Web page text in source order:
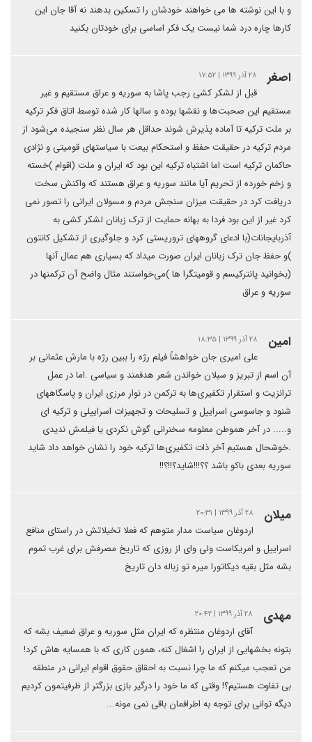
و با این نوشته ها می خواهند خودشان را تسکین بدهند نه آقا جان این
کارها چاره درد شما نیست یک فکر اساسی برای خودتان بکنید
اصغر ۲۸ آذر ۱۳۹۹ | ۱۷:۵۲
قبل از لشکر کشی رجب پاشا به سوریه و عراق مستقیم و غیر
مستقیم این صحبت‌ها و نقشها بوده و سالها کار شده توسط اتاق فکر ترکیه
بر ملت ترکیه تا آماده پذیرش شوند حداقل هر سال نظر سنجیده می‌شود از
مردم ترکیه در حقیقت حفظ و استحکام بیعت با سیاستهای قومیتی و نژادی
حاکمان ترکیه است اما اشتباه ترکیه این بود که ایران و ملت (اقوام )خسته
و زخم خورده از تحریم آیا مانند سوریه و عراق هستند که واکنش سخت
دریافت کرد در حقیقت میزان سنجش مردم و مسولان ایرانی را تصور نمی
کرد غیر از این بود فردا به بهانه حمایت از ترک زبانان لشکر کشی به
آذربایجانات(با ادعای گروههای تروریستی کرد و جلوگیری از تشکیل کانتون
)و حفظ جان ترک زبانان ایران صورت میداد که بسیاری هم عمال آنها
(بخوانید پانترکیسم و قومیتگرا ها )می‌خواستند مثال واضح آن ترکمنها در
سوریه و عراق
امین ۲۸ آذر ۱۳۹۹ | ۱۸:۳۵
علی امیری جان خواهشاً فیلم رژه را ببین رژه با مارش عثمانی بر
آن اسم از تبریز و سبلان خواندن شعر هدفمند و سیاسی .اما در عمل
ترانزیت و استقرار تکفیری‌ها به ترکمن در نوار مرزی ایران و پاسگاههای
شنود و جاسوسی اسراییل و تسلیحات و تجهیزات اسراییلی و ترکیه ای
و..... در آخر هموطن معلومه سخنرانی گوش نکردی یا فیلمش ندیدی
.خوشحال هستیم آخر ذات تکفیری‌ها ترکیه خود را نشان خواهد داد شاید
سوریه بعدی باکو باشد ؟؟!!!شاید؟!!؟!!
ميلان ۲۸ آذر ۱۳۹۹ | ۲۰:۳۱
اردوغان سیاست مدار متوهم که فعلا تخیلاتش در راستای منافع
اسراییل و امریکاست ولی وای از روزی که تاریخ مصرفش برای غرب تموم
بشه مثل بقیه دیکاتورا میره تو زباله دان تاریخ
مهدی ۲۸ آذر ۱۳۹۹ | ۲۰:۴۲
آقای اردوغان منتظره که ایران مثل سوریه و عراق ضعیف بشه که
بتونه بخشهایی از ایران را اشغال کنه، همون کاری که با همسایه هاش کرد!
من تعجب میکنم که ما چرا نسبت به احقاق حقوق اقوام ایرانی در منطقه
بی تفاوت هستیم؟! وقتی که ما خود را درگیر بازی بزرگتر از ظرفیتمون کردیم
دیگه توانی برای توجه به اطرافمان باقی نمی مونه...